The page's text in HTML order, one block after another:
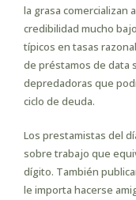
la grasa comercializan
credibilidad mucho
tí­picos en tasas
de préstamos de data
depredadoras que
ciclo de deuda.
Los prestamistas del
sobre trabajo que
dígito. También
le importa hacerse